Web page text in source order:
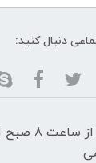
دنبال کنید: